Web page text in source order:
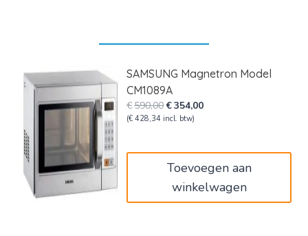
SAMSUNG Magnetron Model
CM1089A
€590,00Oorspronkelijke
prijs
€354,00Huidige
(€ 428,34 incl. btw)
Toevoegen aan
winkelwagen